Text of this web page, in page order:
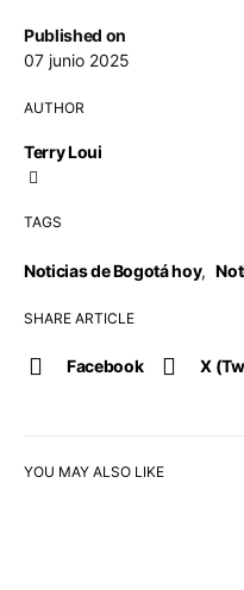
Published on
07 junio 2025
AUTHOR
Terry Loui
TAGS
Noticias de Bogotá hoy,
SHARE ARTICLE
Facebook X
YOU MAY ALSO LIKE